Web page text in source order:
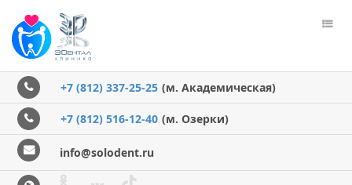
+7 (812) 337-25-25 (м. Академическая)
+7 (812) 516-12-40 (м. Озерки)
info@solodent.ru